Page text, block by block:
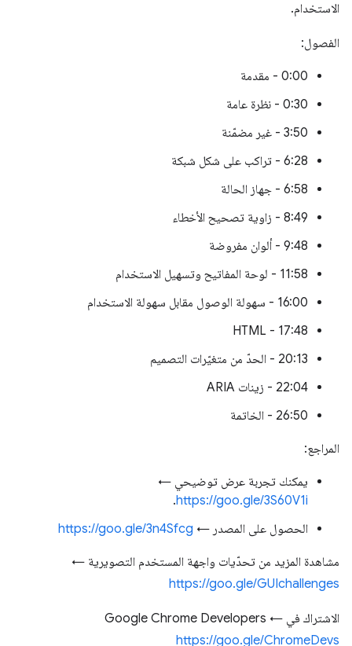
الاستخدام.
الفصول:
0:00 - مقدمة
0:30 - نظرة عامة
3:50 - غير مضمّنة
6:28 - تراكب على شكل شبكة
6:58 - جهاز الحالة
8:49 - زاوية تصحيح الأخطاء
9:48 - ألوان مفروضة
11:58 - لوحة المفاتيح وتسهيل الاستخدام
16:00 - سهولة الوصول مقابل سهولة الاستخدام
17:48 - HTML
20:13 - الحدّ من متغيّرات التصميم
22:04 - زينات ARIA
26:50 - الخاتمة
المراجع:
يمكنك تجربة عرض توضيحي ←
https://goo.gle/3S60V1i
.
الحصول على المصدر ← https://goo.gle/3n4Sfcg
مشاهدة المزيد من تحدّيات واجهة المستخدم التصويرية ←
https://goo.gle/GUIchallenges
الاشتراك في Google Chrome Developers ←
https://goo.gle/ChromeDevs